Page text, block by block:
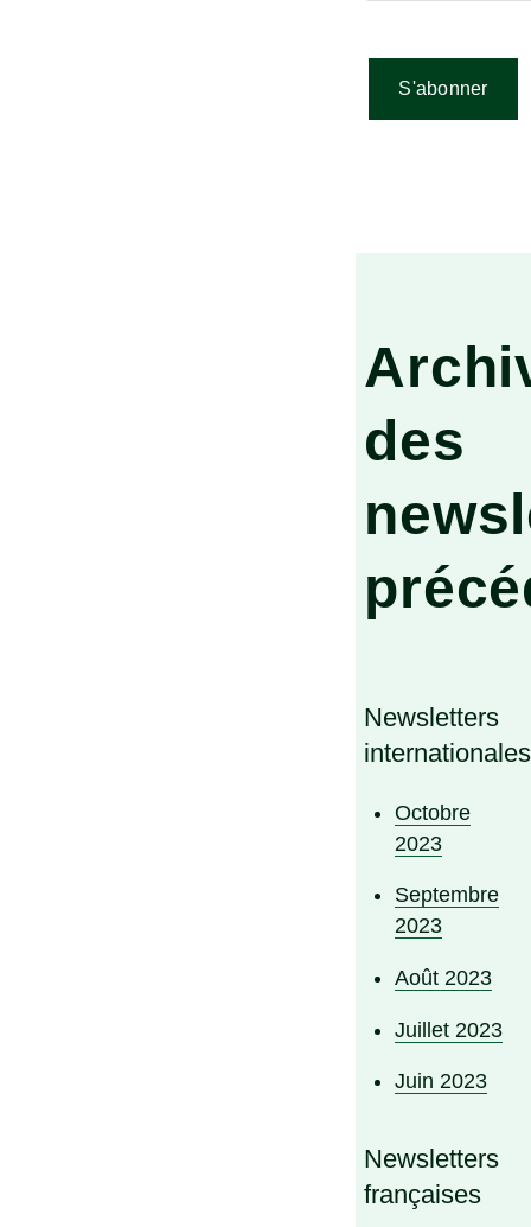
des
Newsletters
internationales
Octobre
2023
Septembre
2023
Août 2023
Juillet 2023
Juin 2023
Newsletters
françaises